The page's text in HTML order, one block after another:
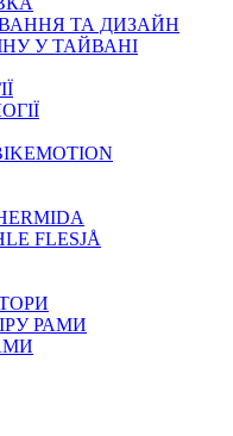
ТА ДИЗАЙН
У ТАЙВАНІ
FLESJÅ
РАМИ